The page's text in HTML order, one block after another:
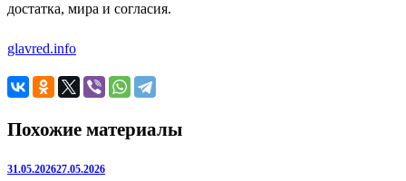
достатка, мира и согласия.
glavred.info
Похожие материалы
31.05.202627.05.2026